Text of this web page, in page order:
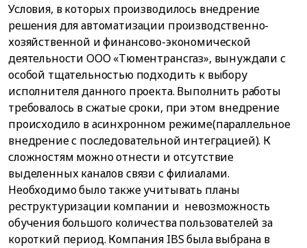
Условия, в которых производилось внедрение
решения для автоматизации производственно-
хозяйственной и финансово-экономической
деятельности OOO «Тюментрансгаз», вынуждали с
особой тщательностью подходить к выбору
исполнителя данного проекта. Выполнить работы
требовалось в сжатые сроки, при этом внедрение
происходило в асинхронном режиме(параллельное
внедрение с последовательной интеграцией). К
сложностям можно отнести и отсутствие
выделенных каналов связи с филиалами.
Необходимо было также учитывать планы
реструктуризации компании и невозможность
обучения большого количества пользователей за
короткий период. Компания IBS была выбрана в